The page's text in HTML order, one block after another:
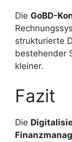
Die GoBD-
strukturierte
bestehender
kleiner.
Fazit
Die